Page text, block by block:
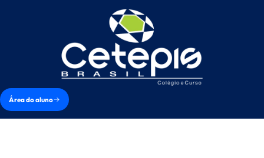
Área do aluno